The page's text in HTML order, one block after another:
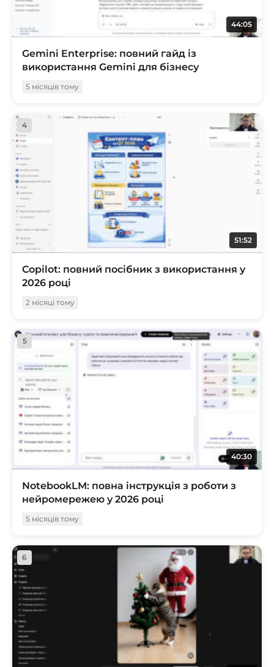
44:05
Gemini Enterprise: повний гайд із
використання Gemini для бізнесу
5 місяців тому
4
51:52
Copilot: повний посібник з використання у
2026 році
2 місяці тому
5
40:30
NotebookLM: повна інструкція з роботи з
нейромережею у 2026 році
5 місяців тому
6